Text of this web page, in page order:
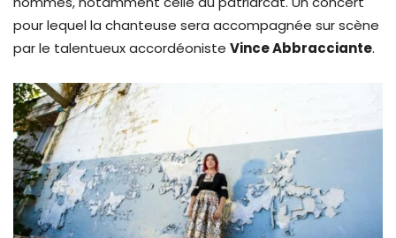
pour lequel la chanteuse sera accompagnée sur scène
par le talentueux accordéoniste Vince Abbracciante.